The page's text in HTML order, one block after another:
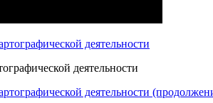
деятельности